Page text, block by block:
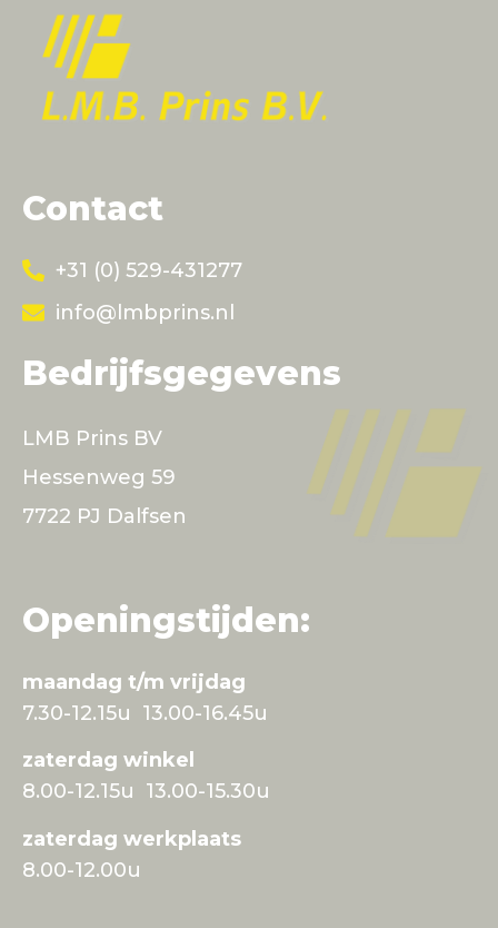
Contact
+31 (0) 529-431277
info@lmbprins.nl
Bedrijfsgegevens
LMB Prins BV
Hessenweg 59
7722 PJ Dalfsen
Openingstijden:
maandag t/m vrijdag
7.30-12.15u 13.00-16.45u
zaterdag winkel
8.00-12.15u 13.00-15.30u
zaterdag werkplaats
8.00-12.00u